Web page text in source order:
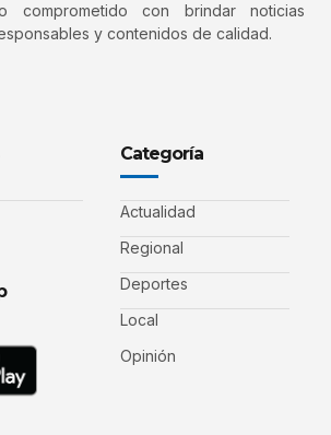
comprometido con brindar noticias
y contenidos de calidad.
Categoría
Actualidad
Regional
Deportes
Local
Opinión